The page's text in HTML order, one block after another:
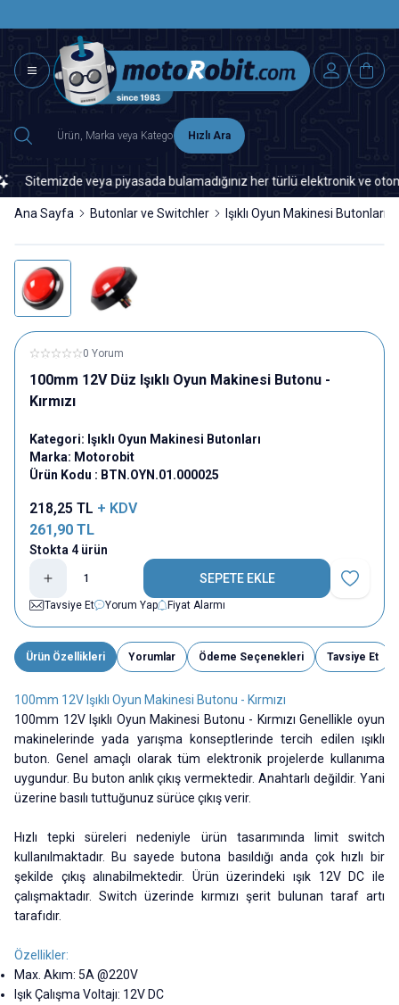
Hızlı Ara
veya piyasada bulamadığınız her türlü elektronik ve
Ana Sayfa Butonlar ve Switchler Işıklı Oyun Makinesi Butonları
0 Yorum
100mm 12V Düz Işıklı Oyun Makinesi Butonu -
Kırmızı
Kategori: Işıklı Oyun Makinesi Butonları
Marka: Motorobit
Ürün Kodu : BTN.OYN.01.000025
218,25 TL + KDV
261,90 TL
Stokta 4 ürün
SEPETE EKLE
Favoriye
Tavsiye Et
Yorum Yap Fiyat Alarmı
Ürün Özellikleri Yorumlar Ödeme Seçenekleri Tavsiye Et
100mm 12V Işıklı Oyun Makinesi Butonu - Kırmızı
100mm 12V Işıklı Oyun Makinesi Butonu - Kırmızı Genellikle oyun
makinelerinde yada yarışma konseptlerinde tercih edilen ışıklı
buton. Genel amaçlı olarak tüm elektronik projelerde kullanıma
uygundur. Bu buton anlık çıkış vermektedir. Anahtarlı değildir. Yani
üzerine basılı tuttuğunuz sürüce çıkış verir.
Hızlı tepki süreleri nedeniyle ürün tasarımında limit switch
kullanılmaktadır. Bu sayede butona basıldığı anda çok hızlı bir
şekilde çıkış alınabilmektedir. Ürün üzerindeki ışık 12V DC ile
çalışmaktadır. Switch üzerinde kırmızı şerit bulunan taraf artı
tarafıdır.
Özellikler:
Max. Akım: 5A @220V
Işık Çalışma Voltajı: 12V DC